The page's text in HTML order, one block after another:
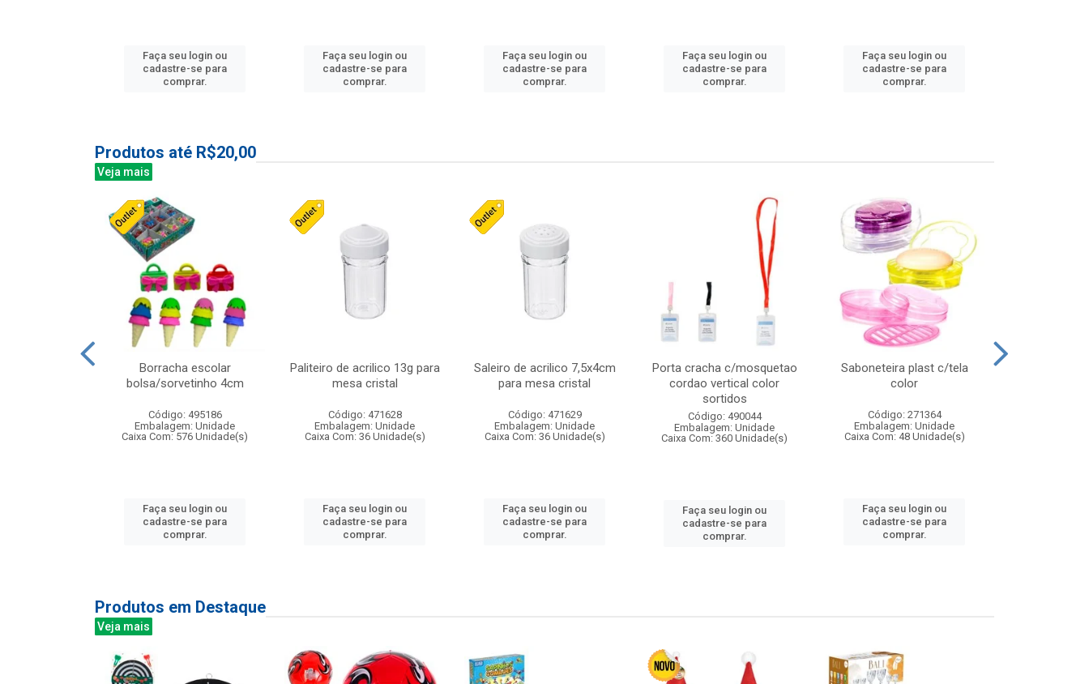
Faça seu login ou
cadastre-se para
comprar.
Faça seu login ou
cadastre-se para
comprar.
Faça seu login ou
cadastre-se para
comprar.
Faça seu login ou
cadastre-se para
comprar.
Faça seu login ou
cadastre-se para
comprar.
Produtos até R$20,00
Veja mais
Borracha escolar
bolsa/sorvetinho 4cm
Código: 495186
Embalagem: Unidade
Caixa Com: 576 Unidade(s)
Faça seu login ou
cadastre-se para
comprar.
Paliteiro de acrilico 13g para
mesa cristal
Código: 471628
Embalagem: Unidade
Caixa Com: 36 Unidade(s)
Faça seu login ou
cadastre-se para
comprar.
Saleiro de acrilico 7,5x4cm
para mesa cristal
Código: 471629
Embalagem: Unidade
Caixa Com: 36 Unidade(s)
Faça seu login ou
cadastre-se para
comprar.
Porta cracha c/mosquetao
cordao vertical color
sortidos
Código: 490044
Embalagem: Unidade
Caixa Com: 360 Unidade(s)
Faça seu login ou
cadastre-se para
comprar.
Saboneteira plast c/tela
color
Código: 271364
Embalagem: Unidade
Caixa Com: 48 Unidade(s)
Faça seu login ou
cadastre-se para
comprar.
Produtos em Destaque
Veja mais